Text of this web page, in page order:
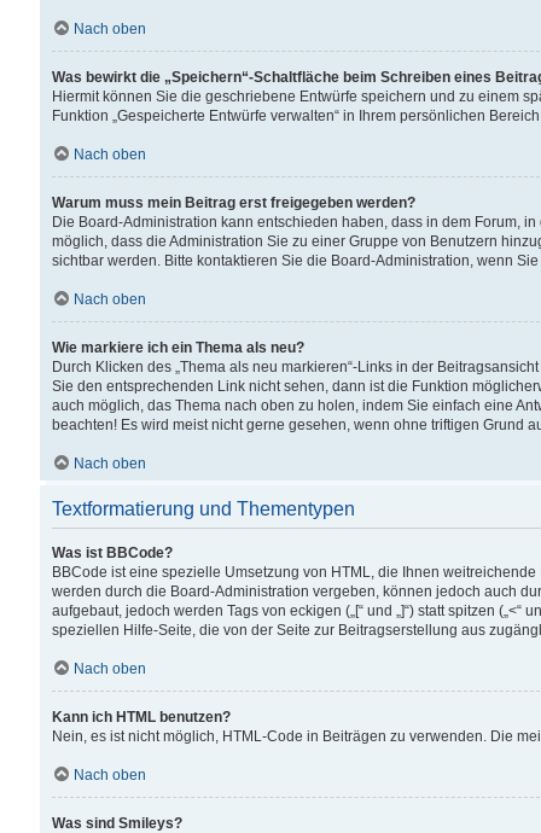
Nach oben
Was bewirkt die „Speichern“-Schaltfläche beim Schreiben eines
Hiermit können Sie die geschriebene Entwürfe speichern und zu einem
Funktion „Gespeicherte Entwürfe verwalten“ in Ihrem persönlichen
Nach oben
Warum muss mein Beitrag erst freigegeben werden?
Die Board-Administration kann entschieden haben, dass in dem Forum,
möglich, dass die Administration Sie zu einer Gruppe von Benutzern
sichtbar werden. Bitte kontaktieren Sie die Board-Administration, wenn
Nach oben
Wie markiere ich ein Thema als neu?
Durch Klicken des „Thema als neu markieren“-Links in der
Sie den entsprechenden Link nicht sehen, dann ist die Funktion
auch möglich, das Thema nach oben zu holen, indem Sie einfach eine
beachten! Es wird meist nicht gerne gesehen, wenn ohne triftigen Grund
Nach oben
Textformatierung und Thementypen
Was ist BBCode?
BBCode ist eine spezielle Umsetzung von HTML, die Ihnen
werden durch die Board-Administration vergeben, können jedoch auch
aufgebaut, jedoch werden Tags von eckigen („[“ und „]“) statt spitzen
speziellen Hilfe-Seite, die von der Seite zur Beitragserstellung aus
Nach oben
Kann ich HTML benutzen?
Nein, es ist nicht möglich, HTML-Code in Beiträgen zu verwenden. Die
Nach oben
Was sind Smileys?